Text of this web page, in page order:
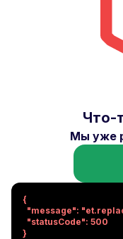
Что-
Мы уже
{
}